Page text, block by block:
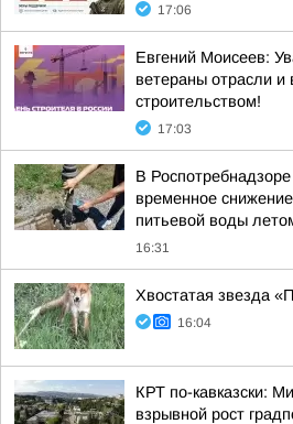
17:06
Евгений Моисеев:
ветераны отрасли и
строительством!
17:03
В
временное
питьевой воды
16:31
Хвостатая звезда
16:04
КРТ по-кавказски:
взрывной рост